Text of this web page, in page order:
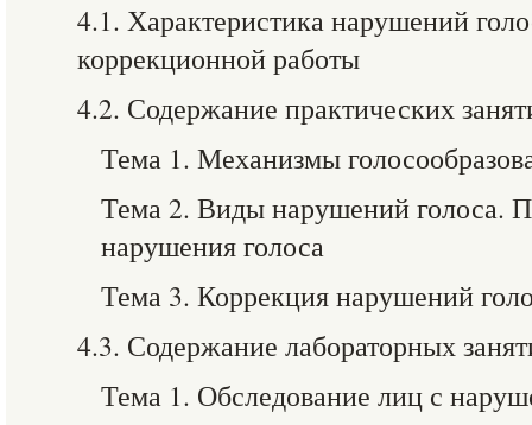
4.1. Характеристика нарушений
коррекционной работы
4.2. Содержание практических
Тема 1. Механизмы
Тема 2. Виды нарушений голоса.
нарушения голоса
Тема 3. Коррекция нарушений
4.3. Содержание лабораторных
Тема 1. Обследование лиц с